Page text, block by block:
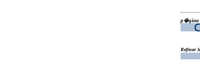
p�gina
Refinar